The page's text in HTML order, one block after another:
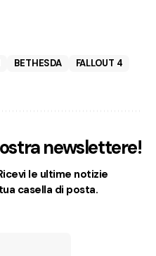
BETHESDA
FALLOUT 4
newslettere!
le ultime notizie
casella di posta.